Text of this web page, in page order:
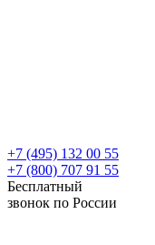
+7 (495) 132 00 55
+7 (800) 707 91 55
Бесплатный
звонок по России